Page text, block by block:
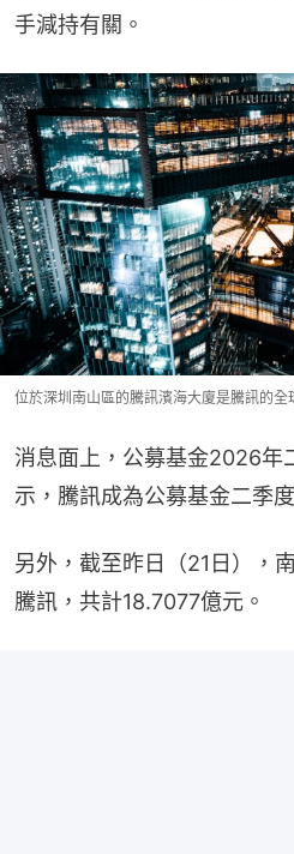
手減持有關。
位於深圳南山區的騰訊濱海大廈是騰訊的全
消息面上，公募基金2026年
示，騰訊成為公募基金二季
另外，截至昨日（21日），
騰訊，共計18.7077億元。